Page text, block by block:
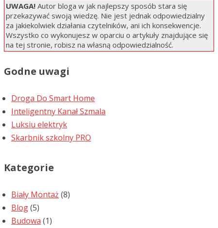
UWAGA! Autor bloga w jak najlepszy sposób stara się
przekazywać swoją wiedzę. Nie jest jednak odpowiedzialny
za jakiekolwiek działania czytelników, ani ich konsekwencje.
Wszystko co wykonujesz w oparciu o artykuły znajdujące się
na tej stronie, robisz na własną odpowiedzialność.
Godne uwagi
Droga Do Smart Home
Inteligentny Kanał Szmala
Luksiu elektryk
Skarbnik szkolny PRO
Kategorie
Biały Montaż (8)
Blog(5)
Budowa (1)